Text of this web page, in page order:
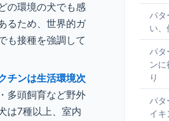
の環境の犬でも感
るため、世界的ガ
も接種を強調して
チンは生活環境次
多頭飼育など野外
は7種以上、室内
パ
い、
パ
ン
り
パ
イキ